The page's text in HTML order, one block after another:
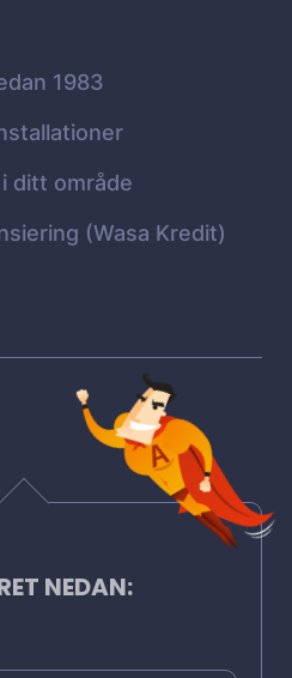
1983
ditt område
(Wasa Kredit)
NEDAN: